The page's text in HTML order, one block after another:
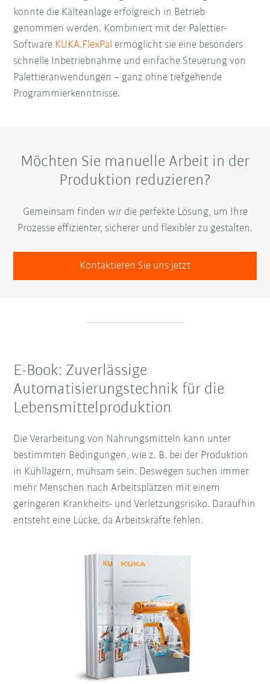
konnte die Kälteanlage erfolgreich in Betrieb
genommen werden. Kombiniert mit der Palettier-
Software KUKA.FlexPal ermöglicht sie eine besonders
schnelle Inbetriebnahme und einfache Steuerung von
Palettieranwendungen – ganz ohne tiefgehende
Programmierkenntnisse.
Möchten Sie manuelle Arbeit in der
Produktion reduzieren?
Gemeinsam finden wir die perfekte Lösung, um Ihre
Prozesse effizienter, sicherer und flexibler zu gestalten.
Kontaktieren Sie uns jetzt
E-Book: Zuverlässige
Automatisierungstechnik für die
Lebensmittelproduktion
Die Verarbeitung von Nahrungsmitteln kann unter
bestimmten Bedingungen, wie z. B. bei der Produktion
in Kühllagern, mühsam sein. Deswegen suchen immer
mehr Menschen nach Arbeitsplätzen mit einem
geringeren Krankheits- und Verletzungsrisiko. Daraufhin
entsteht eine Lücke, da Arbeitskräfte fehlen.